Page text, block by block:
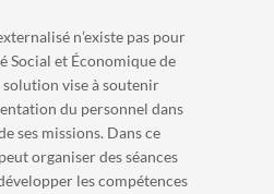
n’existe pas pour
Social et Économique de
vise à soutenir
du personnel dans
ses missions. Dans ce
organiser des séances
les compétences